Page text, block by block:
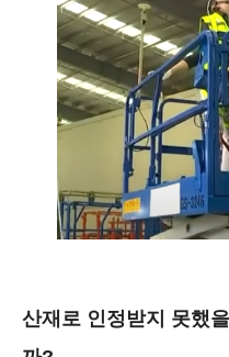
산재로 인정받지 못했